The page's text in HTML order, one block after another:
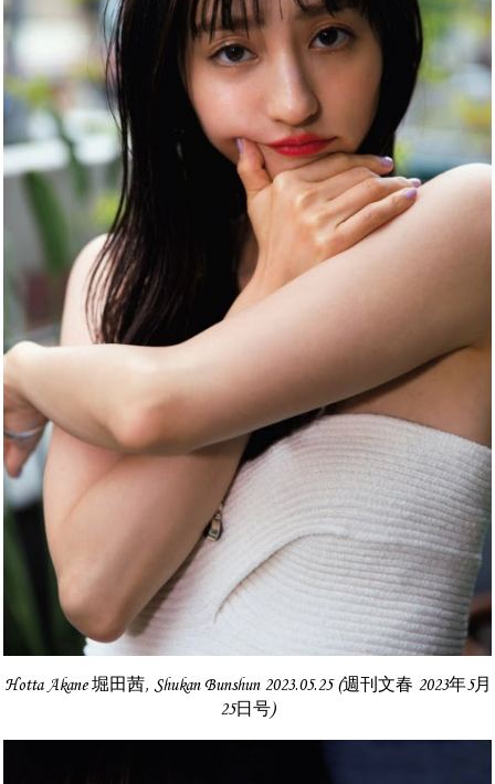
Hotta Akane 堀田茜, Shukan Bunshun 2023.05.25 (週刊文春 2023年5月
25日号)